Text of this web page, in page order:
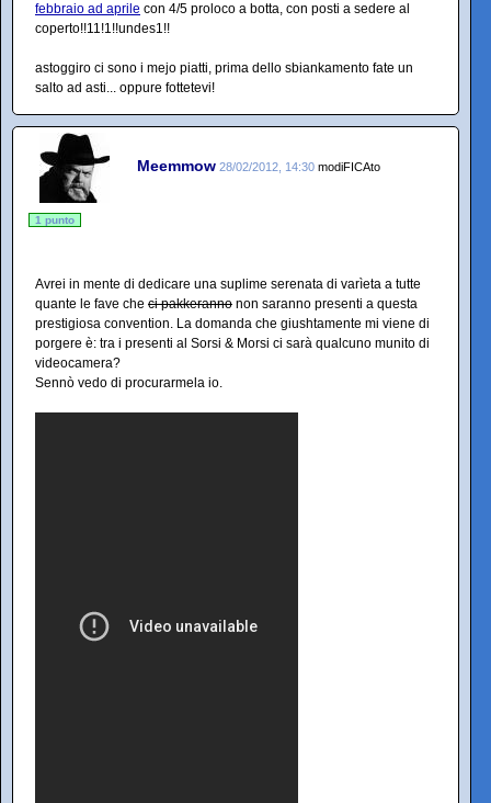
febbraio ad aprile con 4/5 proloco a botta, con posti a sedere al
coperto!!11!1!!undes1!!
astoggiro ci sono i mejo piatti, prima dello sbiankamento fate un
salto ad asti... oppure fottetevi!
Meemmow 28/02/2012, 14:30 modiFICAto
1 punto
Avrei in mente di dedicare una suplime serenata di varìeta a tutte
quante le fave che ci pakkeranno non saranno presenti a questa
prestigiosa convention. La domanda che giushtamente mi viene di
porgere è: tra i presenti al Sorsi & Morsi ci sarà qualcuno munito di
videocamera?
Sennò vedo di procurarmela io.